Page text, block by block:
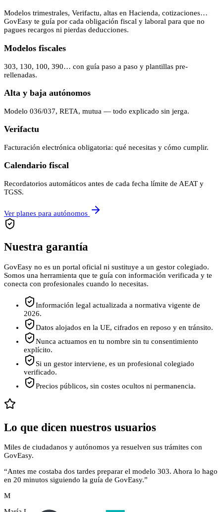
Modelos trimestrales, Verifactu, altas en Hacienda, cotizaciones…
GovEasy te guía por cada obligación fiscal y laboral para que no
pagues recargos ni pierdas deducciones.
Modelos fiscales
303, 130, 100, 390… con guía paso a paso y plantillas pre-
rellenadas.
Alta y baja autónomos
Modelo 036/037, RETA, mutua — todo explicado sin jerga.
Verifactu
Facturación electrónica obligatoria: qué necesitas y cómo cumplir.
Calendario fiscal
Recordatorios automáticos antes de cada fecha límite de AEAT y
TGSS.
Ver planes para autónomos
Nuestra garantía
GovEasy no es un portal oficial ni sustituye a un gestor colegiado.
Somos una herramienta que te guía con información verificada y te
conecta con profesionales cuando lo necesitas.
Información legal actualizada a normativa vigente de
2026.
Datos alojados en la UE, cifrados en reposo y en tránsito.
Nunca actuamos en tu nombre sin tu consentimiento
explícito.
Si un gestor interviene, es un profesional colegiado
verificado.
Precios públicos, sin costes ocultos ni permanencia.
Lo que dicen nuestros usuarios
Miles de ciudadanos y autónomos ya resuelven sus trámites con
GovEasy.
“Antes me costaba dos tardes preparar el modelo 303. Ahora lo hago
en 20 minutos siguiendo la guía de GovEasy.”
M